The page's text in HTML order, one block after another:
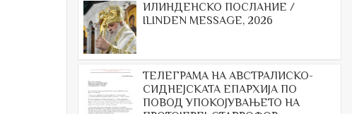
ИЛИНДЕНСКО ПОСЛАНИЕ /
ILINDEN MESSAGE, 2026
ТЕЛЕГРАМА НА АВСТРАЛИСКО-
СИДНЕЈСКАТА ЕПАРХИЈА ПО
ПОВОД УПОКОЈУВАЊЕТО НА